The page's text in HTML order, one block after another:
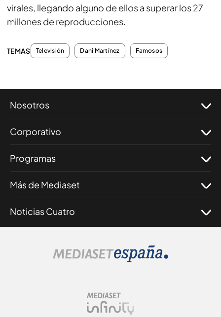
virales, llegando alguno de ellos a superar los 27
millones de reproducciones.
TEMAS Televisión Dani Martínez Famosos
Nosotros
Corporativo
Programas
Más de Mediaset
Noticias Cuatro